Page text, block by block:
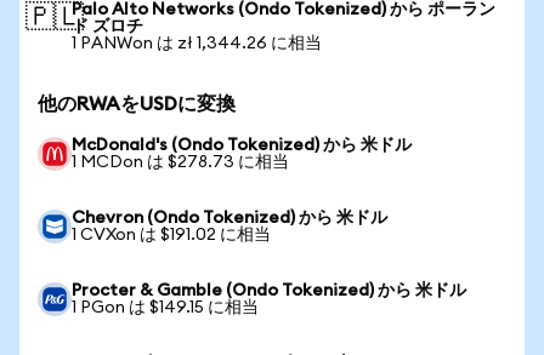
🇵🇱Palo Alto Networks (Ondo Tokenized) から ポーラン
ド ズロチ
1 PANWon は zł 1,344.26 に相当
他のRWAをUSDに変換
McDonald's (Ondo Tokenized) から 米ドル
1 MCDon は $278.73 に相当
Chevron (Ondo Tokenized) から 米ドル
1 CVXon は $191.02 に相当
Procter & Gamble (Ondo Tokenized) から 米ドル
1 PGon は $149.15 に相当